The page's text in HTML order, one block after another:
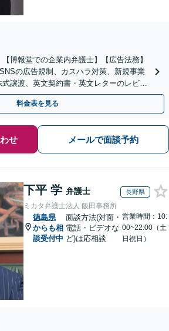
博報堂での企業内弁護士】【広告法務】
の広告規制、カスハラ対策、新規事業
譲渡、英文契約書・英文レターのレビュ
料金表を見る
せ メールで面談予約
下平 学 弁護士 長野県
ミカタ弁護士法人 飯田事務所
徳島県
からも相
談受付中
面談方法(対面・
電話・ビデオな
ど)は応相談
営業時間：10:
00~22:00（土
日祝日）